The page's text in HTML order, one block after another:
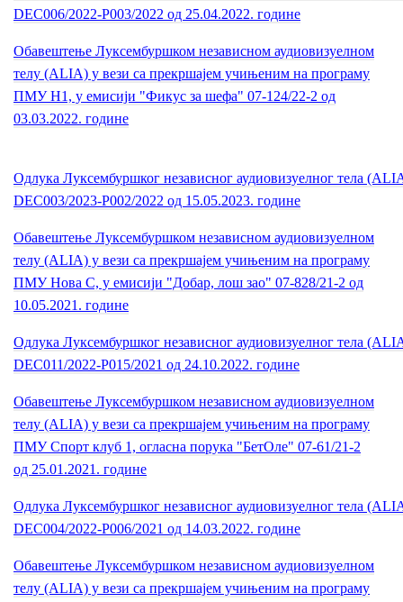
DEC006/2022-P003/2022 од 25.04.2022. године
Обавештење Луксембуршком независном аудиовизуелном
телу (ALIA) у вези са прекршајем учињеним на пpограму
ПМУ Н1, у емисији "Фикус за шефа" 07-124/22-2 од
03.03.2022. године
Одлука Луксембуршког независног аудиовизуелног тела
DEC003/2023-P002/2022 од 15.05.2023. године
Обавештење Луксембуршком независном аудиовизуелном
телу (ALIA) у вези са прекршајем учињеним на пpограму
ПМУ Нова С, у емисији "Добар, лош зао" 07-828/21-2 од
10.05.2021. године
Одлука Луксембуршког независног аудиовизуелног тела
DEC011/2022-P015/2021 од 24.10.2022. године
Обавештење Луксембуршком независном аудиовизуелном
телу (ALIA) у вези са прекршајем учињеним на пpограму
ПМУ Спорт клуб 1, огласна порука "БетОле" 07-61/21-2
од 25.01.2021. године
Одлука Луксембуршког независног аудиовизуелног тела
DEC004/2022-P006/2021 од 14.03.2022. године
Обавештење Луксембуршком независном аудиовизуелном
телу (ALIA) у вези са прекршајем учињеним на пpограму